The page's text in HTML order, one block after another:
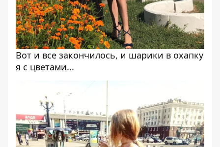
Вот и все закончилось, и шарики в охапку
я с цветами...